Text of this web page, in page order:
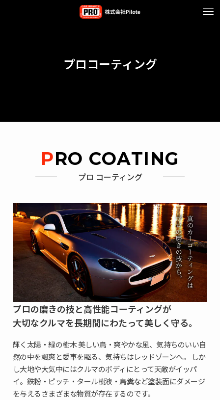
プロコーティング
プロ コーティング
PRO COATING
プロの磨きの技と高性能コーティングが
大切なクルマを長期間にわたって美しく守る。
輝く太陽・緑の樹木 美しい鳥・爽やかな風、気持ちのいい自
然の中を颯爽と愛車を駆る、気持ちはレッドゾーンへ。 しか
し大地や大気中にはクルマのボディにとって天敵がイッパ
イ。鉄粉・ピッチ・タール樹液・鳥糞など塗装面にダメージ
を与えるさまざまな物質が存在するのです。